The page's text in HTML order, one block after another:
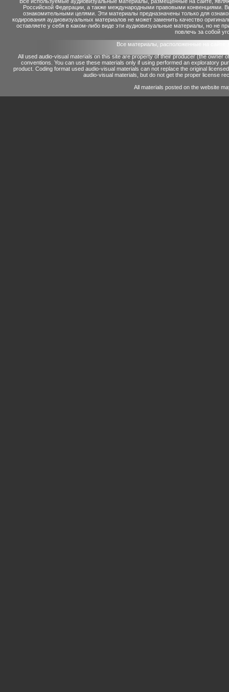
Российской Федерации, а также международными правовыми конвенциями.
ознакомительными целями. Эти материалы предназначены только для
кодирования аудиовизуальных материалов не может заменить качество
оставляете у себя в каком-либо виде эти аудиовизуальные материалы, но не
повлечь за собой
Все материалы, расположенные на сайте
All used audio-visual materials on this site are property of their producer (the owner
conventions. You can use these materials only if using performed an exploratory
product. Coding format used audio-visual materials can not replace the original
audio-visual materials, but do not get the proper license
All materials posted on the website